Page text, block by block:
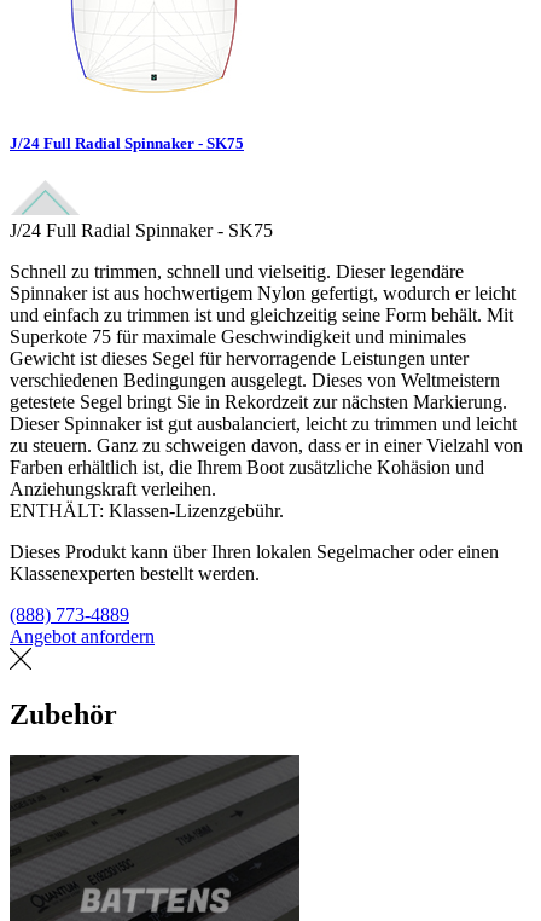
J/24 Full Radial Spinnaker - SK75
J/24 Full Radial Spinnaker - SK75
Schnell zu trimmen, schnell und vielseitig. Dieser legendäre
Spinnaker ist aus hochwertigem Nylon gefertigt, wodurch er leicht
und einfach zu trimmen ist und gleichzeitig seine Form behält. Mit
Superkote 75 für maximale Geschwindigkeit und minimales
Gewicht ist dieses Segel für hervorragende Leistungen unter
verschiedenen Bedingungen ausgelegt. Dieses von Weltmeistern
getestete Segel bringt Sie in Rekordzeit zur nächsten Markierung.
Dieser Spinnaker ist gut ausbalanciert, leicht zu trimmen und leicht
zu steuern. Ganz zu schweigen davon, dass er in einer Vielzahl von
Farben erhältlich ist, die Ihrem Boot zusätzliche Kohäsion und
Anziehungskraft verleihen.
ENTHÄLT: Klassen-Lizenzgebühr.
Dieses Produkt kann über Ihren lokalen Segelmacher oder einen
Klassenexperten bestellt werden.
(888) 773-4889
Angebot anfordern
Zubehör